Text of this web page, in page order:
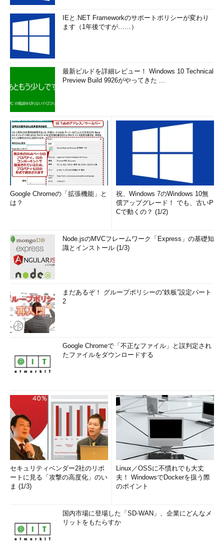
IEと.NET Frameworkのサポートポリシーが変わり
ます（1年後ですが……）
最新ビルドを詳細レビュー！ Windows 10 Technical
Preview Build 9926がやってきた ...
Google Chromeの「拡張機能」と
は？
祝、Windows 7のWindows 10無
償アップグレード！ でも、古いP
Cで動くの？ (1/2)
Node.jsのMVCフレームワーク「Express」の基礎知
識とインストール (1/3)
まだあるぞ！ グループポリシーの“鉄板”設定パート
2
Google Chromeで「不正なファイル」と誤判定され
たファイルをダウンロードする
セキュリティベンダー2社のリポ
ートに見る「攻撃の高度化」のい
ま (1/3)
Linux／OSSに不慣れでも大丈
夫！ WindowsでDockerを扱う際
のポイント
国内市場に登場した「SD-WAN」、企業にどんなメ
リットをもたらすか